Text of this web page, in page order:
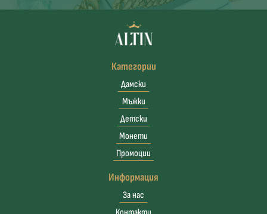
Категории
Дамски
Мъжки
Детски
Монети
Промоции
Информация
За нас